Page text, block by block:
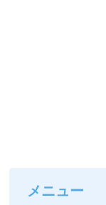
メニュー